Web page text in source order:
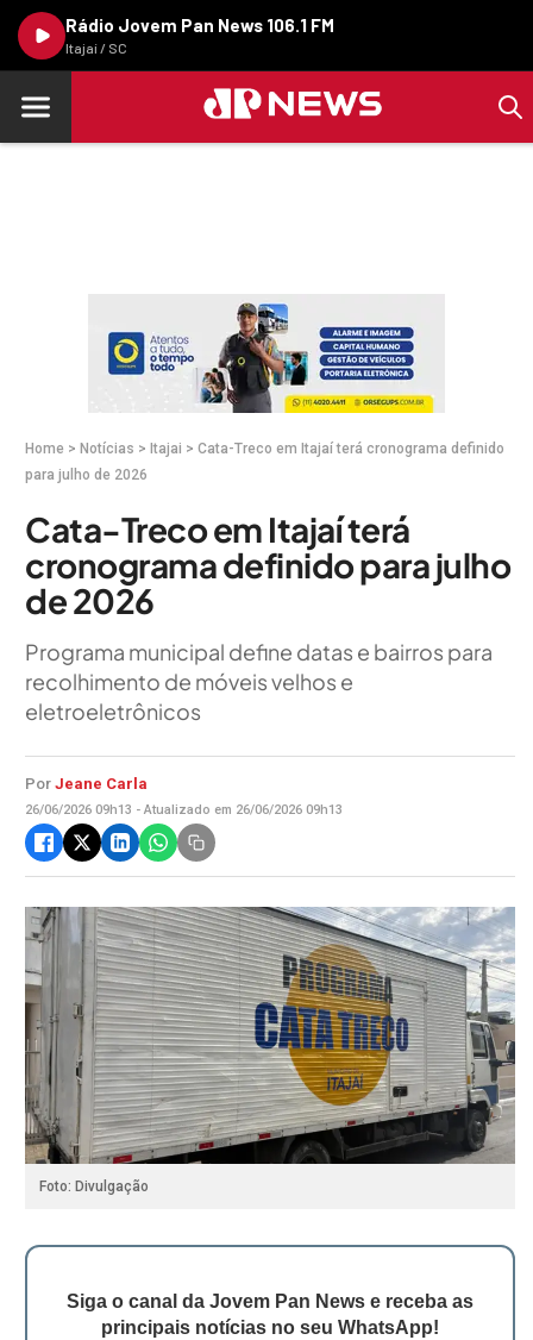
Rádio Jovem Pan News 106.1 FM
Itajaí / SC
Home > Notícias > Itajai > Cata-Treco em Itajaí terá cronograma definido
para julho de 2026
Cata-Treco em Itajaí terá
cronograma definido para julho
de 2026
Programa municipal define datas e bairros para
recolhimento de móveis velhos e
eletroeletrônicos
Por Jeane Carla
26/06/2026 09h13 - Atualizado em 26/06/2026 09h13
Foto: Divulgação
Siga o canal da Jovem Pan News e receba as
principais notícias no seu WhatsApp!